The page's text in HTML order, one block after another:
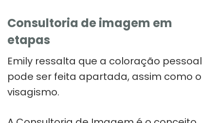
Consultoria de imagem em
etapas
Emily ressalta que a coloração pessoal
pode ser feita apartada, assim como o
visagismo.